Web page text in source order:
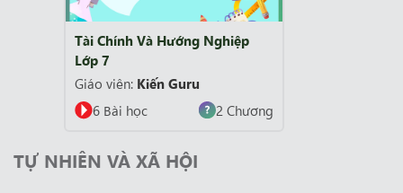
Tài Chính Và Hướng Nghiệp
Lớp 7
Giáo viên: Kiến Guru
6 Bài học
2 Chương
TỰ NHIÊN VÀ XÃ HỘI